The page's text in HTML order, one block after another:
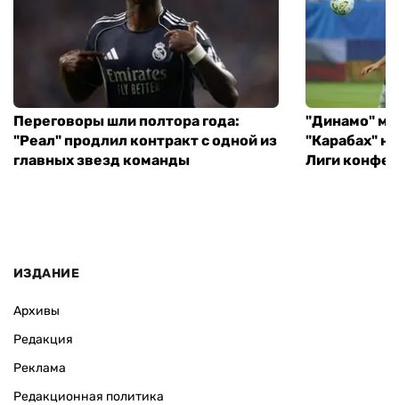
Переговоры шли полтора года:
"Реал" продлил контракт с одной из
главных звезд команды
"Динамо"
"Карабах"
Лиги
ИЗДАНИЕ
Архивы
Редакция
Реклама
Редакционная политика